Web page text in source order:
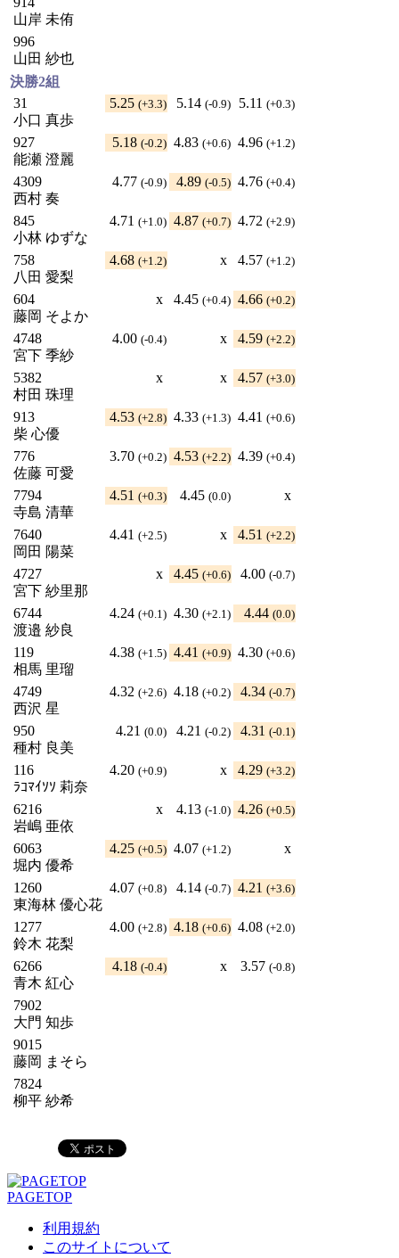
山岸 未侑
996
山田 紗也
決勝2組
31
小口 真歩
5.25 (+3.3) 5.14 (-0.9) 5.11 (+0.3)
927
能瀬 澄麗
5.18 (-0.2) 4.83 (+0.6) 4.96 (+1.2)
4309
西村 奏
4.77 (-0.9) 4.89 (-0.5) 4.76 (+0.4)
845
小林 ゆずな
4.71 (+1.0) 4.87 (+0.7) 4.72 (+2.9)
758
八田 愛梨
4.68 (+1.2) x 4.57 (+1.2)
604
藤岡 そよか
x 4.45 (+0.4) 4.66 (+0.2)
4748
宮下 季紗
4.00 (-0.4) x 4.59 (+2.2)
5382
村田 珠理
x x 4.57 (+3.0)
913
柴 心優
4.53 (+2.8) 4.33 (+1.3) 4.41 (+0.6)
776
佐藤 可愛
3.70 (+0.2) 4.53 (+2.2) 4.39 (+0.4)
7794
寺島 清華
4.51 (+0.3) 4.45 (0.0) x
7640
岡田 陽菜
4.41 (+2.5) x 4.51 (+2.2)
4727
宮下 紗里那
x 4.45 (+0.6) 4.00 (-0.7)
6744
渡邉 紗良
4.24 (+0.1) 4.30 (+2.1) 4.44 (0.0)
119
相馬 里瑠
4.38 (+1.5) 4.41 (+0.9) 4.30 (+0.6)
4749
西沢 星
4.32 (+2.6) 4.18 (+0.2) 4.34 (-0.7)
950
種村 良美
4.21 (0.0) 4.21 (-0.2) 4.31 (-0.1)
116
ﾗｺﾏｲｿｿ 莉奈
4.20 (+0.9) x 4.29 (+3.2)
6216
岩嶋 亜依
x 4.13 (-1.0) 4.26 (+0.5)
6063
堀内 優希
4.25 (+0.5) 4.07 (+1.2) x
1260
東海林 優心花
4.07 (+0.8) 4.14 (-0.7) 4.21 (+3.6)
1277
鈴木 花梨
4.00 (+2.8) 4.18 (+0.6) 4.08 (+2.0)
6266
青木 紅心
4.18 (-0.4) x 3.57 (-0.8)
7902
大門 知歩
9015
藤岡 まそら
7824
柳平 紗希
PAGETOP
利用規約
このサイトについて